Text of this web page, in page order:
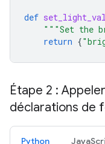
def
"""Set the
return {
Étape 2 :
déclarations de
Python Java